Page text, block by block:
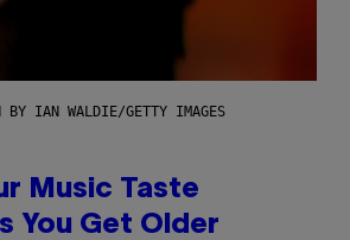
BY IAN WALDIE/GETTY IMAGES
Music Taste
You Get Older